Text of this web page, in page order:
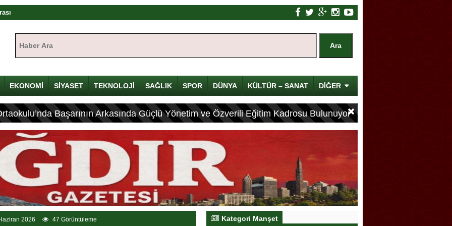
Iğdır’da başlıyor
Davulunu Kırdı
Mirası
4 Yaralı
EKONOMİ SİYASET TEKNOLOJİ SAĞLIK SPOR DÜNYA KÜLTÜR – SANAT DİĞER
Başarının Arkasında Güçlü Yönetim ve Özverili Eğitim Kadrosu Bulunuyor
2026 47 Görüntüleme Kategori Manşet